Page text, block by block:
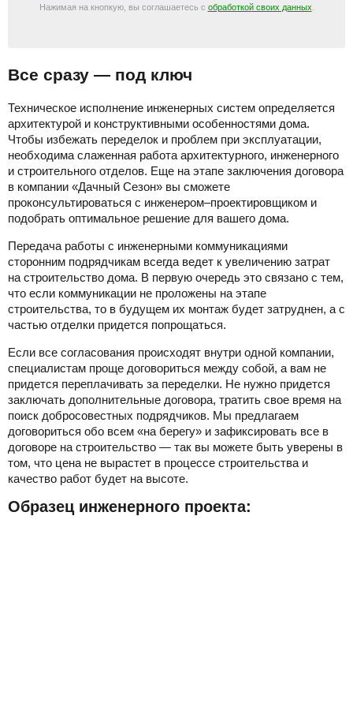
Нажимая на кнопкую, вы соглашаетесь с обработкой своих данных.
Все сразу — под ключ
Техническое исполнение инженерных систем определяется
архитектурой и конструктивными особенностями дома.
Чтобы избежать переделок и проблем при эксплуатации,
необходима слаженная работа архитектурного, инженерного
и строительного отделов. Еще на этапе заключения договора
в компании «Дачный Сезон» вы сможете
проконсультироваться с инженером–проектировщиком и
подобрать оптимальное решение для вашего дома.
Передача работы с инженерными коммуникациями
сторонним подрядчикам всегда ведет к увеличению затрат
на строительство дома. В первую очередь это связано с тем,
что если коммуникации не проложены на этапе
строительства, то в будущем их монтаж будет затруднен, а с
частью отделки придется попрощаться.
Если все согласования происходят внутри одной компании,
специалистам проще договориться между собой, а вам не
придется переплачивать за переделки. Не нужно придется
заключать дополнительные договора, тратить свое время на
поиск добросовестных подрядчиков. Мы предлагаем
договориться обо всем «на берегу» и зафиксировать все в
договоре на строительство — так вы можете быть уверены в
том, что цена не вырастет в процессе строительства и
качество работ будет на высоте.
Образец инженерного проекта: